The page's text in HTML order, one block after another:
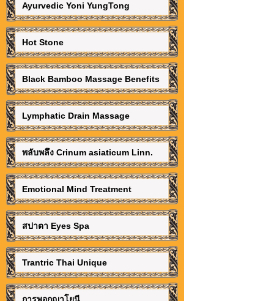
Ayurvedic Yoni YungTong
Hot Stone
Black Bamboo Massage Benefits
Lymphatic Drain Massage
พลับพลึง Crinum asiaticum Linn.
Emotional Mind Treatment
สปาตา Eyes Spa
Trantric Thai Unique